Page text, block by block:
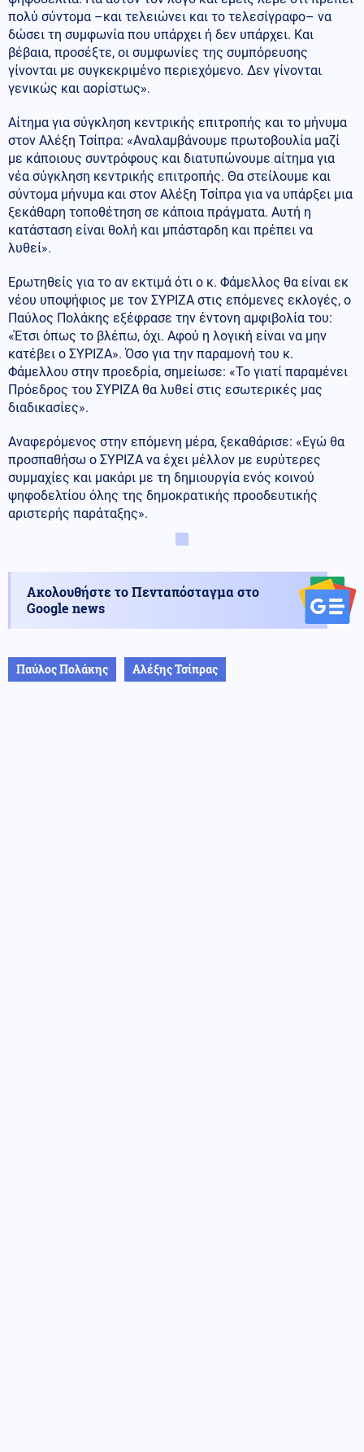
πολύ σύντομα –και τελειώνει και το τελεσίγραφο– να
δώσει τη συμφωνία που υπάρχει ή δεν υπάρχει. Και
βέβαια, προσέξτε, οι συμφωνίες της συμπόρευσης
γίνονται με συγκεκριμένο περιεχόμενο. Δεν γίνονται
γενικώς και αορίστως».
Αίτημα για σύγκληση κεντρικής επιτροπής και το μήνυμα
στον Αλέξη Τσίπρα: «Αναλαμβάνουμε πρωτοβουλία μαζί
με κάποιους συντρόφους και διατυπώνουμε αίτημα για
νέα σύγκληση κεντρικής επιτροπής. Θα στείλουμε και
σύντομα μήνυμα και στον Αλέξη Τσίπρα για να υπάρξει μια
ξεκάθαρη τοποθέτηση σε κάποια πράγματα. Αυτή η
κατάσταση είναι θολή και μπάσταρδη και πρέπει να
λυθεί».
Ερωτηθείς για το αν εκτιμά ότι ο κ. Φάμελλος θα είναι εκ
νέου υποψήφιος με τον ΣΥΡΙΖΑ στις επόμενες εκλογές, ο
Παύλος Πολάκης εξέφρασε την έντονη αμφιβολία του:
«Έτσι όπως το βλέπω, όχι. Αφού η λογική είναι να μην
κατέβει ο ΣΥΡΙΖΑ». Όσο για την παραμονή του κ.
Φάμελλου στην προεδρία, σημείωσε: «Το γιατί παραμένει
Πρόεδρος του ΣΥΡΙΖΑ θα λυθεί στις εσωτερικές μας
διαδικασίες».
Αναφερόμενος στην επόμενη μέρα, ξεκαθάρισε: «Εγώ θα
προσπαθήσω ο ΣΥΡΙΖΑ να έχει μέλλον με ευρύτερες
συμμαχίες και μακάρι με τη δημιουργία ενός κοινού
ψηφοδελτίου όλης της δημοκρατικής προοδευτικής
αριστερής παράταξης».
Ακολουθήστε το Πενταπόσταγμα στο
Google news
Παύλος Πολάκης Αλέξης Τσίπρας